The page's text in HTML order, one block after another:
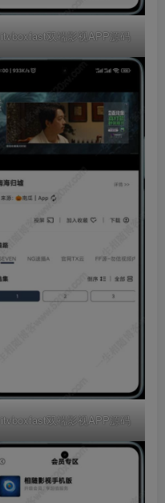
itvboxfast双端影视APP源码
itvboxfast双端影视APP源码